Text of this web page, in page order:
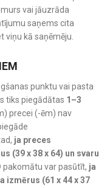
vai jāuzrāda
saņems cita
kā saņēmēju.
punktu vai pasta
tiks piegādātas 1–3
precei (-ēm) nav
ja preces
(39 x 38 x 64) un svaru
pakomātu var pasūtīt, ja
izmērus (61 x 44 x 37